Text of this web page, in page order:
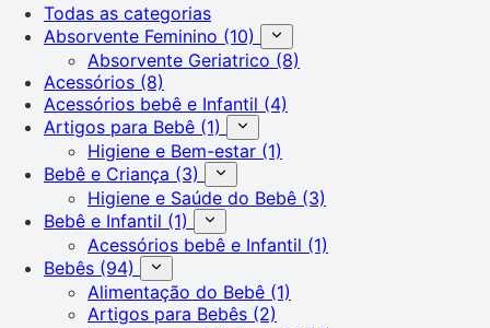
Todas as categorias
Absorvente Feminino (10)
Absorvente Geriatrico (8)
Acessórios (8)
Acessórios bebê e Infantil (4)
Artigos para Bebê (1)
Higiene e Bem-estar (1)
Bebê e Criança (3)
Higiene e Saúde do Bebê (3)
Bebê e Infantil (1)
Acessórios bebê e Infantil (1)
Bebês (94)
Alimentação do Bebê (1)
Artigos para Bebês (2)